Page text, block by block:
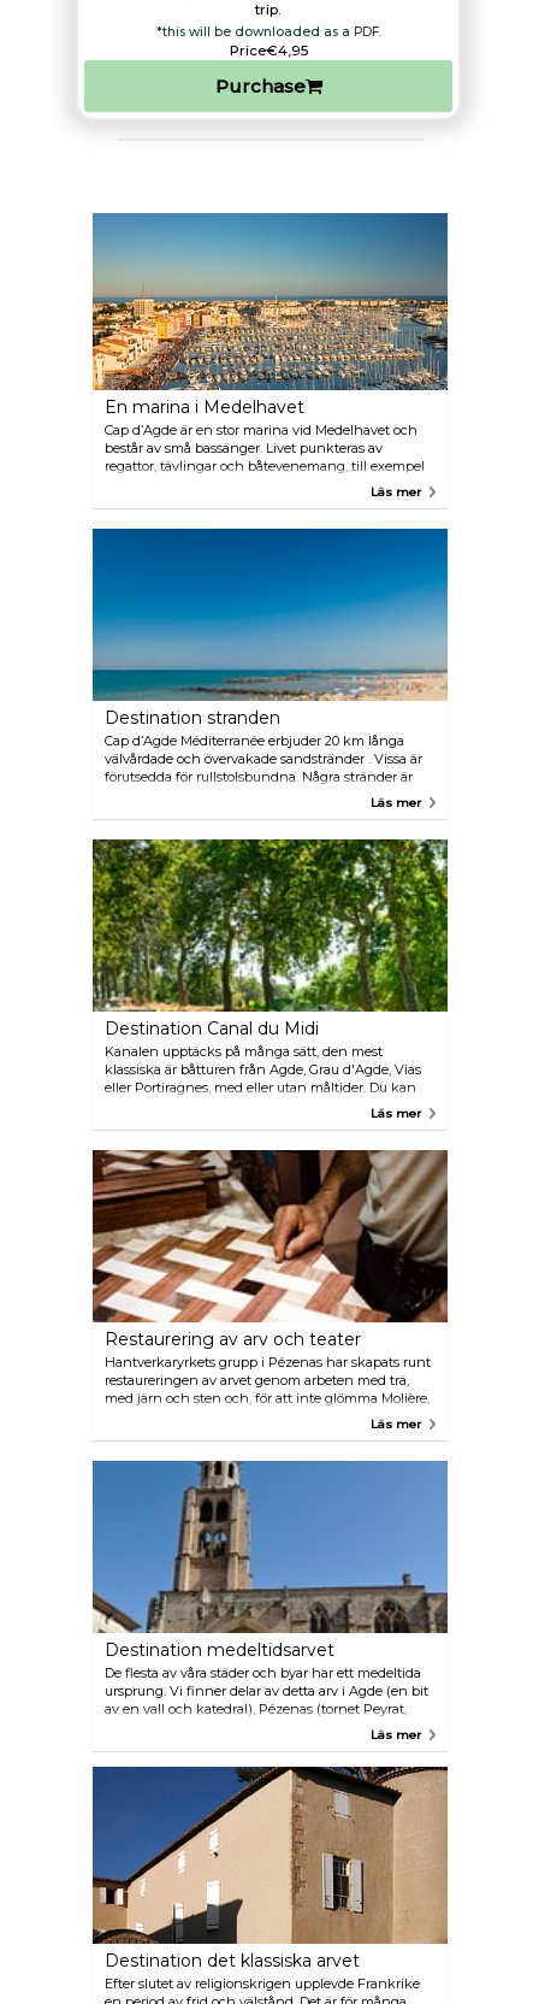
trip.​
*this will be downloaded as a PDF.
Price€4,95
Purchase
En marina i Medelhavet
Cap d’Agde är en stor marina vid Medelhavet och
består av små bassänger. Livet punkteras av
regattor, tävlingar och båtevenemang, till exempel
båtmässan Salon Nautique under hösten, 30
(miljömärkning som garanterar vattenkvaliteten)
och pilothamn för Odysseas verksamhet för hållbar
utveckling av båtliv. Detta har en inriktning på
ekoturism, flodbaserad turism och kultur.
Läs mer
Destination stranden
Cap d’Agde Méditerranée erbjuder 20 km långa
välvårdade och övervakade sandstränder . Vissa är
förutsedda för rullstolsbundna. Några stränder är
mer vilda, privata, andra är kantade med tallskog
eller tamariskträd. Flera inkvarteringar har ett direkt
genomsnitt mellan 18 och 23° under sommaren. All
handel och tjänster finns i närheten av stränderna.
Semesterorten Cap d’Agde drar fördel av
utmärkelsen Famille Plus.
Läs mer
Destination Canal du Midi
Kanalen upptäcks på många sätt, den mest
klassiska är båtturen från Agde, Grau d'Agde, Vias
eller Portiragnes, med eller utan måltider. Du kan
också följa kanalen, på den gamla dragvägen med
kryssningar. Slutligen kan du hyra en husbåt och
navigera på kanalen som du vill, eller sova i ett
gästrum på en båt.
Läs mer
Restaurering av arv och teater
Hantverkaryrkets grupp i Pézenas har skapats runt
restaureringen av arvet genom arbeten med trä,
med järn och sten och, för att inte glömma Molière,
teateryrkena. Restaureringstjänsterna gäller
att arbeta på platser för restaurering av historiska
monument. En teater finns nu i Agde med en
rekvisitör som är utbildad på ”la Comédie Française”.
Andra yrken är relaterade till restaurering av arv
som förgyllningar i finguld, restaurering av
målningar, skapande och restaurering av
glasmålningar, restaurering av antika möbler och
bonader.
Läs mer
Destination medeltidsarvet
De flesta av våra städer och byar har ett medeltida
ursprung. Vi finner delar av detta arv i Agde (en bit
av en vall och katedral), Pézenas (tornet Peyrat,
porten Faugères), Vias (det gamla hemmet),
(klosterkyrka och kloster), de cirkulära byarna
Saint-Pons de Mauchiens, Caux, Nézignan l’Evêque
och Nizas. Kapellen Saint-Jean de Bourgogne,
Saint-Martin de la Garrigue, Saint-Martin de Conas
och Saint-Adrien d'Adissan vittnar om detta
förflutna, liksom de befästade kvarnarna i
Roquemengarde och Conas eller de målade taken i
hôtel de Brignac i Montagnac.
Läs mer
Destination det klassiska arvet
Efter slutet av religionskrigen upplevde Frankrike